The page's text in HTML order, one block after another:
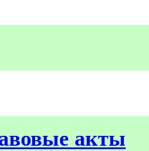
акты